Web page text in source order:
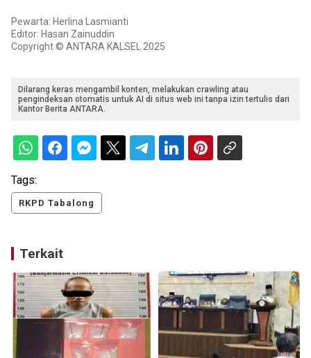
Pewarta: Herlina Lasmianti
Editor: Hasan Zainuddin
Copyright © ANTARA KALSEL 2025
Dilarang keras mengambil konten, melakukan crawling atau
pengindeksan otomatis untuk AI di situs web ini tanpa izin tertulis dari
Kantor Berita ANTARA.
Tags:
RKPD Tabalong
Terkait